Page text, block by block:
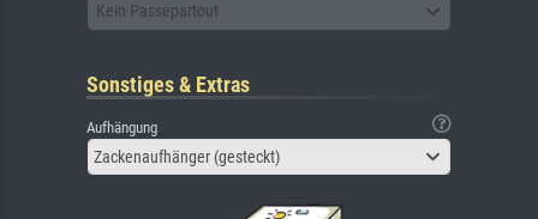
Kein Passepartout
Sonstiges & Extras
Aufhängung
Zackenaufhänger (gesteckt)